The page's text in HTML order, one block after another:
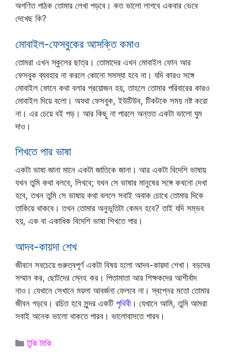
অগণিত পাঠক তোমার লেখা পড়বে। কত ভালো লাগবে একবার ভেবে
দেখেছ কি?
মোবাইল-ফেসবুকের আসক্তি কমাও
তোমরা এখন স্কুলের ছাত্র। তোমাদের এখন মোবাইল ফোন আর
ফেসবুক ব্যবহার না করলে কোনো সমস্যা হবে না। যদি কারও সঙ্গে
মোবাইল ফোনে কথা বলার প্রয়োজন হয়, তাহলে তোমার পরিবারের কারও
মোবাইল দিয়ে বলো। অযথা ফেসবুক, ইউটিউব, টিকটকে সময় নষ্ট করো
না। এর চেয়ে বই পড়। আর কিছু না পারলে অন্তত একটা ভালো ঘুম
দাও।
শিখতে পার ভাষা
একটা ভাষা জানা মানে একটা জাতিকে জানা। আর একটা বিদেশি ভাষায়
যখন তুমি কথা বলবে, লিখবে; যখন সে ভাষার মানুষের সঙ্গে কখনো দেখা
হবে, তখন তুমি সে ভাষায় কথা বললে সবাই অবাক চোখে তোমার দিকে
তাকিয়ে থাকবে। তখন তোমার অনুভূতিটা কেমন হবে? তাই যদি সম্ভব
হয়, এক বা একাধিক বিদেশি ভাষা শিখতে পার।
আদব-কায়দা শেখ
জীবনে সবচেয়ে গুরুত্বপূর্ণ একটা বিষয় হলো আদব-কায়দা শেখা। বড়দের
সম্মান কর, ছোটদের স্নেহ কর। পিতামাতা আর শিক্ষকদের আশীর্বাদ
নাও। যেখানে সেখানে ময়লা আবর্জনা ফেলবে না। স্বপ্নের মতো তোমার
জীবন গড়বে। রচিত হবে সুন্দর একটি পৃথিবী । যেখানে আমি, তুমি আমরা
সবাই অনেক ভালো থাকতে পারব। ভালোবাসতে পারব।
Categories
টুকি টাকি